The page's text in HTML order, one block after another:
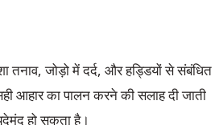
तनाव, जोड़ो में दर्द, और हड्डियों से संबंधित
आहार का पालन करने की सलाह दी जाती
हो सकता है।